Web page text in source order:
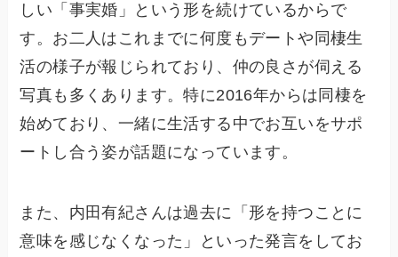
しい「事実婚」という形を続けているからで
す。お二人はこれまでに何度もデートや同棲生
活の様子が報じられており、仲の良さが伺える
写真も多くあります。特に2016年からは同棲を
始めており、一緒に生活する中でお互いをサポ
ートし合う姿が話題になっています。
また、内田有紀さんは過去に「形を持つことに
意味を感じなくなった」といった発言をしてお